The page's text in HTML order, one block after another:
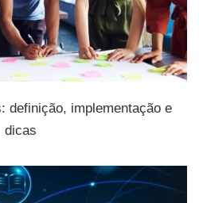
definição, implementação e
dicas